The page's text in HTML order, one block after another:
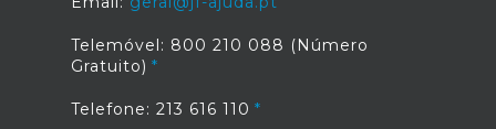
Telemóvel: 800 210 088 (Número
Gratuito)
Telefone: 213 616 110